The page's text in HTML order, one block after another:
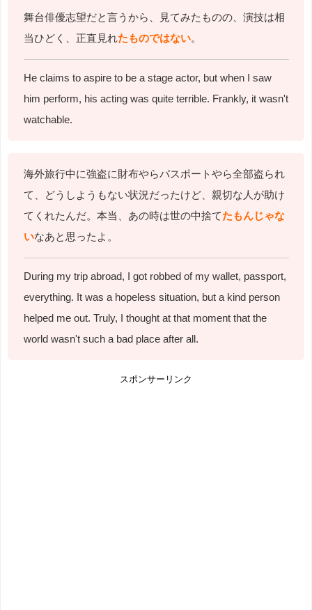
舞台俳優志望だと言うから、見てみたものの、演技は相
当ひどく、正直見れたものではない。
He claims to aspire to be a stage actor, but when I saw
him perform, his acting was quite terrible. Frankly, it wasn't
watchable.
海外旅行中に強盗に財布やらパスポートやら全部盗られ
て、どうしようもない状況だったけど、親切な人が助け
てくれたんだ。本当、あの時は世の中捨てたもんじゃな
いなあと思ったよ。
During my trip abroad, I got robbed of my wallet, passport,
everything. It was a hopeless situation, but a kind person
helped me out. Truly, I thought at that moment that the
world wasn't such a bad place after all.
スポンサーリンク